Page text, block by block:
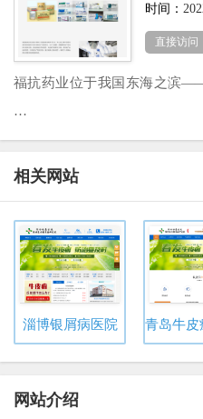
时间：
直接访问
福抗药业位于我国东海之滨
···
相关网站
淄博银屑病医院 青岛牛皮
网站介绍